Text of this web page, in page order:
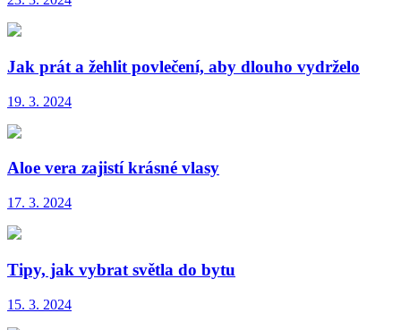
Jak prát a žehlit povlečení, aby dlouho vydrželo
19. 3. 2024
Aloe vera zajistí krásné vlasy
17. 3. 2024
Tipy, jak vybrat světla do bytu
15. 3. 2024